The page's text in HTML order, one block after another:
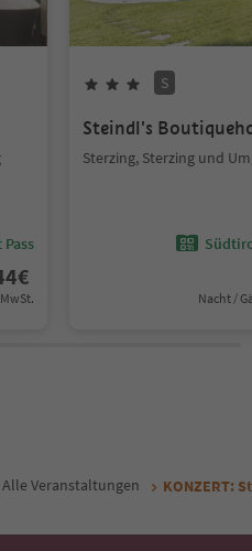
€
S
Steindl's
Sterzing, Sterzing und
Nacht /
Alle Veranstaltungen KONZERT: